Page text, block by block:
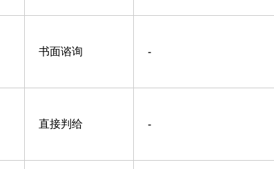
书面谘询 -
直接判给 -